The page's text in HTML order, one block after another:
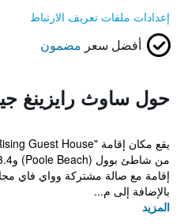
إعدادات ملفات تعريف الارتباط
أفضل سعر مضمون
حول ساوث رايزينغ
إقامة مع صالة مشتركة وواي فاي
بالإضافة إلى م...
المزيد